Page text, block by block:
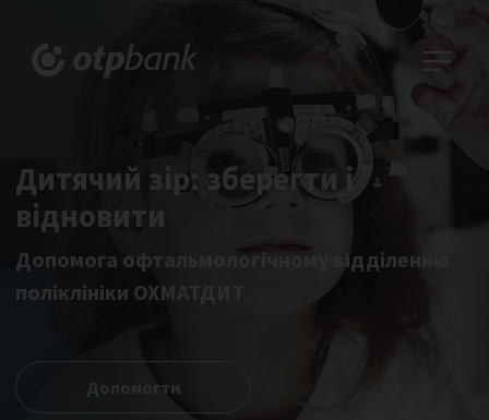
Дитячий зір: зберегти і
відновити
Допомога офтальмологічному відділенню
поліклініки ОХМАТДИТ
Допомогти